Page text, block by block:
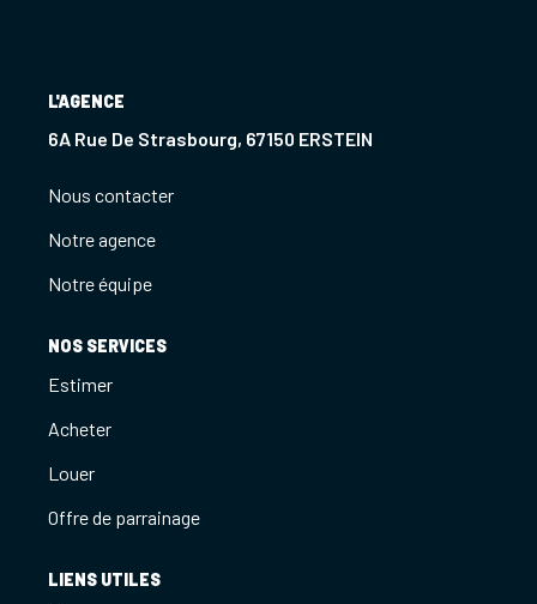
Ils Parlent De Nous !
L'AGENCE
6A Rue De Strasbourg, 67150 ERSTEIN
Nous contacter
Notre agence
Notre équipe
NOS SERVICES
Estimer
Acheter
Louer
Offre de parrainage
LIENS UTILES